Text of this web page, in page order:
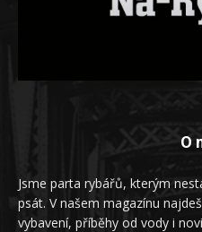
O
Jsme parta rybářů, kterým
psát. V našem magazínu
vybavení, příběhy od vody i